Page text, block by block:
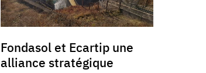
Fondasol et Ecartip une
alliance stratégique